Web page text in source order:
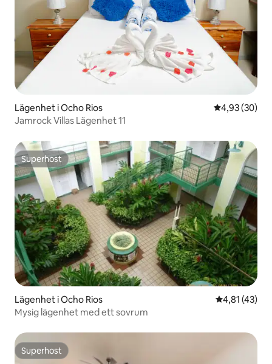
Lägenhet i Ocho Rios 4,93 av 5 i
4,93 (30)
Jamrock Villas Lägenhet 11
Superhost
Superhost
Lägenhet i Ocho Rios 4,81 av 5 i
4,81 (43)
Mysig lägenhet med ett sovrum
Superhost
Superhost